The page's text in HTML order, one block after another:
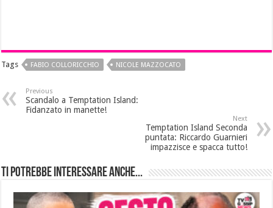
Tags FABIO COLLORICCHIO NICOLE MAZZOCATO
Previous
Scandalo a Temptation Island:
Fidanzato in manette!
Next
Temptation Island Seconda
puntata: Riccardo Guarnieri
impazzisce e spacca tutto!
Ti potrebbe interessare anche...